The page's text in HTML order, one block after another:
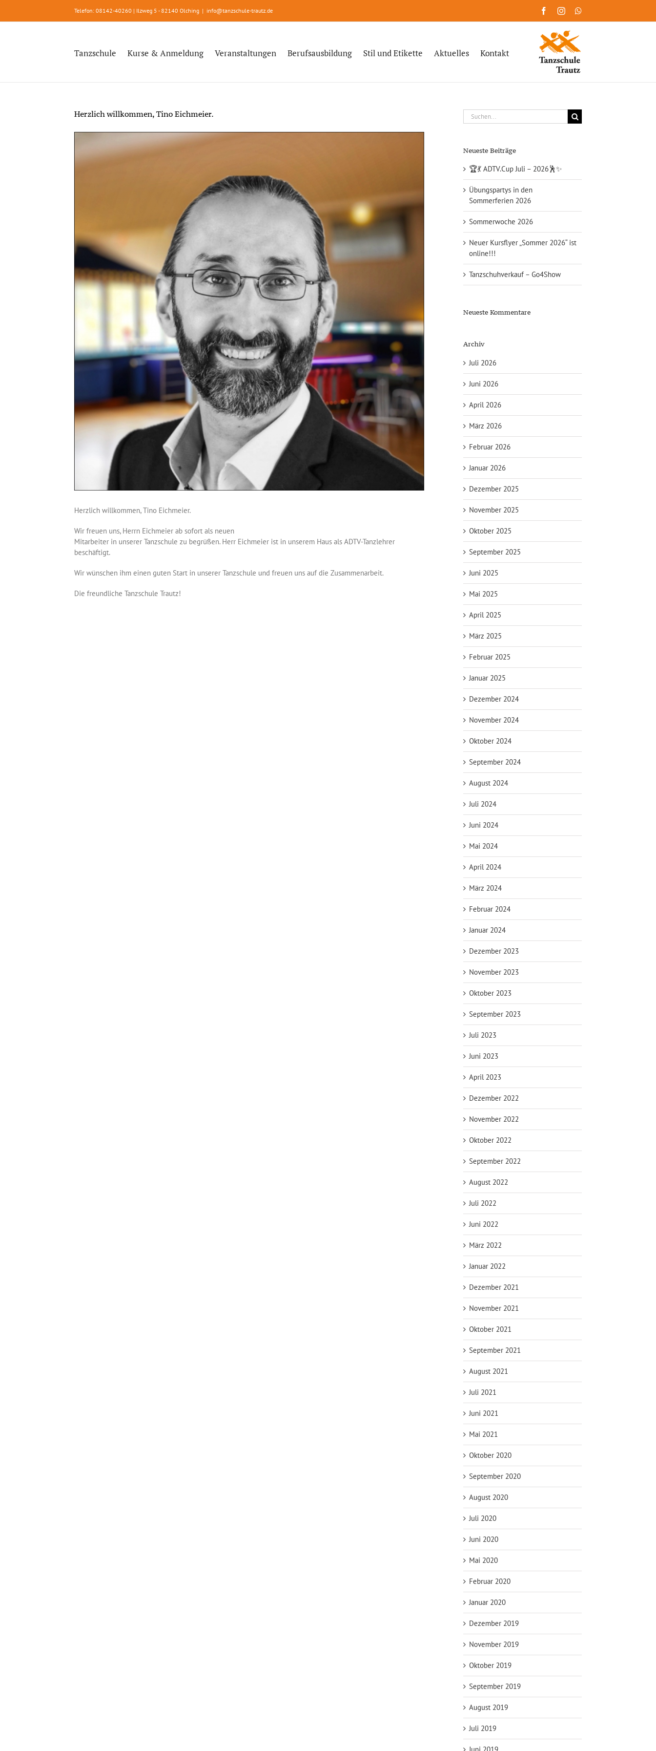
Telefon: 08142-40260 | Ilzweg 5 - 82140 Olching | info@tanzschule-trautz.de FacebookInstagram
Tanzschule Kurse & Anmeldung Veranstaltungen Berufsausbildung Stil und Etikette Aktuelles Kontakt
Herzlich willkommen, Tino Eichmeier.
Bild
Herzlich willkommen, Tino Eichmeier.
Wir freuen uns, Herrn Eichmeier ab sofort als neuen
Mitarbeiter in unserer Tanzschule zu begrüßen. Herr Eichmeier ist in unserem Haus als ADTV-Tanzlehrer
beschäftigt.
Wir wünschen ihm einen guten Start in unserer Tanzschule und freuen uns auf die Zusammenarbeit.
Die freundliche Tanzschule Trautz!
Suche
nach:
Neueste Beiträge
🏆💃 ADTV.Cup Juli – 2026🕺✨
Übungspartys in den
Sommerferien 2026
Sommerwoche 2026
Neuer Kursflyer „Sommer 2026“ ist
online!!!
Tanzschuhverkauf – Go4Show
Neueste Kommentare
Archiv
Juli 2026
Juni 2026
April 2026
März 2026
Februar 2026
Januar 2026
Dezember 2025
November 2025
Oktober 2025
September 2025
Juni 2025
Mai 2025
April 2025
März 2025
Februar 2025
Januar 2025
Dezember 2024
November 2024
Oktober 2024
September 2024
August 2024
Juli 2024
Juni 2024
Mai 2024
April 2024
März 2024
Februar 2024
Januar 2024
Dezember 2023
November 2023
Oktober 2023
September 2023
Juli 2023
Juni 2023
April 2023
Dezember 2022
November 2022
Oktober 2022
September 2022
August 2022
Juli 2022
Juni 2022
März 2022
Januar 2022
Dezember 2021
November 2021
Oktober 2021
September 2021
August 2021
Juli 2021
Juni 2021
Mai 2021
Oktober 2020
September 2020
August 2020
Juli 2020
Juni 2020
Mai 2020
Februar 2020
Januar 2020
Dezember 2019
November 2019
Oktober 2019
September 2019
August 2019
Juli 2019
Juni 2019